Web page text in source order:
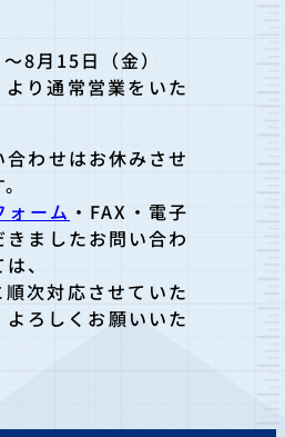
8月15日（金）
り通常営業をいた
わせはお休みさせ
ォーム ・FAX・電子
きましたお問い合わ
、
次対応させていた
ろしくお願いいた